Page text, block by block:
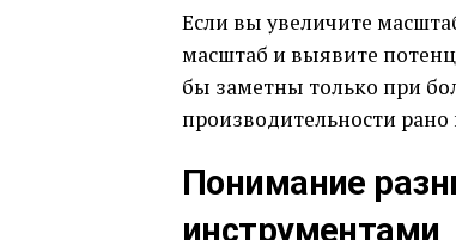
Если вы увеличите
масштаб и выявите
бы заметны только при
производительности
Понимание
инструментами